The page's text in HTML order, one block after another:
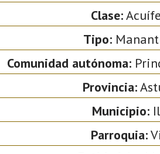
Clase:
Tipo:
Comunidad autónoma:
Provincia:
Municipio:
Parroquia: